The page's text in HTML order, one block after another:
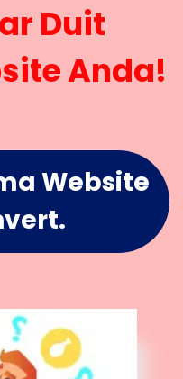
Duit
Anda!
Website